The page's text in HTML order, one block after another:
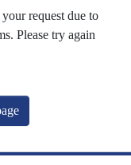
request due to
Please try again